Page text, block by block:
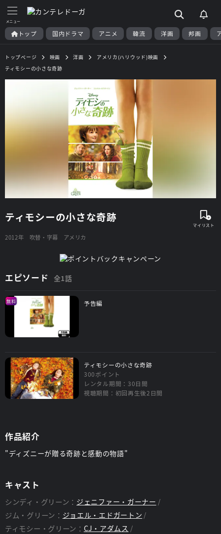
トップ 国内ドラマ アニメ 韓流 洋画 邦画
トップページ 映画 洋画
アメリカ(ハリウッド)映画
ティモシーの小さな奇跡
ティモシーの小さな奇跡
2012年 吹替・字幕 アメリカ
エピソード 全1話
無料 予告編
ティモシーの小さな奇跡
300ポイント
レンタル期間：30日間
視聴期間：初回再生後2日間
作品紹介
"ディズニーが贈る奇跡と感動の物語"
キャスト
シンディ・グリーン： ジェニファー・ガーナー
ジム・グリーン： ジョエル・エドガートン
ティモシー・グリーン： CJ・アダムス